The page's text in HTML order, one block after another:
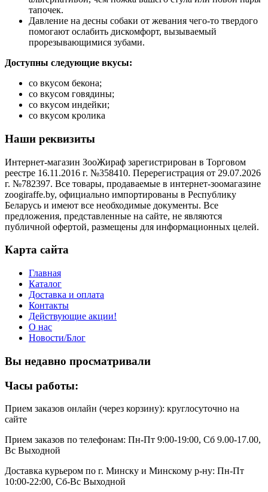
тапочек.
Давление на десны собаки от жевания чего-то твердого
помогают ослабить дискомфорт, вызываемый
прорезывающимися зубами.
Доступны следующие вкусы:
со вкусом бекона;
со вкусом говядины;
со вкусом индейки;
со вкусом кролика
Наши реквизиты
Интернет-магазин ЗооЖираф зарегистрирован в Торговом
реестре 16.11.2016 г. №358410. Перерегистрация от 29.07.2026
г. №782397. Все товары, продаваемые в интернет-зоомагазине
zoogiraffe.by, официально импортированы в Республику
Беларусь и имеют все необходимые документы. Все
предложения, представленные на сайте, не являются
публичной офертой, размещены для информационных целей.
Карта сайта
Главная
Каталог
Доставка и оплата
Контакты
Действующие акции!
О нас
Новости/Блог
Вы недавно просматривали
Часы работы:
Прием заказов онлайн (через корзину): круглосуточно на
сайте
Прием заказов по телефонам: Пн-Пт 9:00-19:00, Сб 9.00-17.00,
Вс Выходной
Доставка курьером по г. Минску и Минскому р-ну: Пн-Пт
10:00-22:00, Сб-Вс Выходной